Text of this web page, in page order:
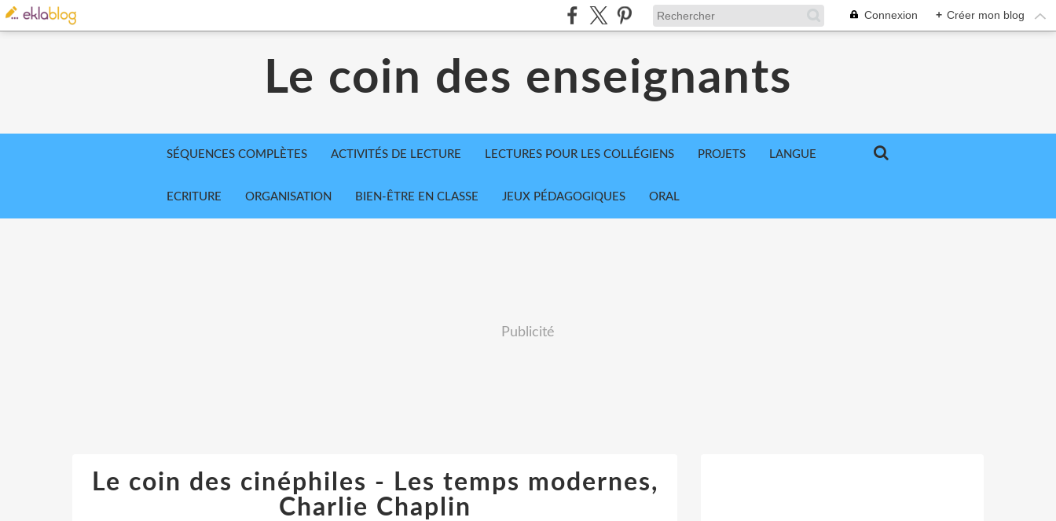
Connexion + Créer mon blog
Le coin des enseignants
SÉQUENCES COMPLÈTES ACTIVITÉS DE LECTURE LECTURES POUR LES COLLÉGIENS PROJETS LANGUE
ECRITURE ORGANISATION BIEN-ÊTRE EN CLASSE JEUX PÉDAGOGIQUES ORAL
Publicité
Le coin des cinéphiles - Les temps modernes,
Charlie Chaplin